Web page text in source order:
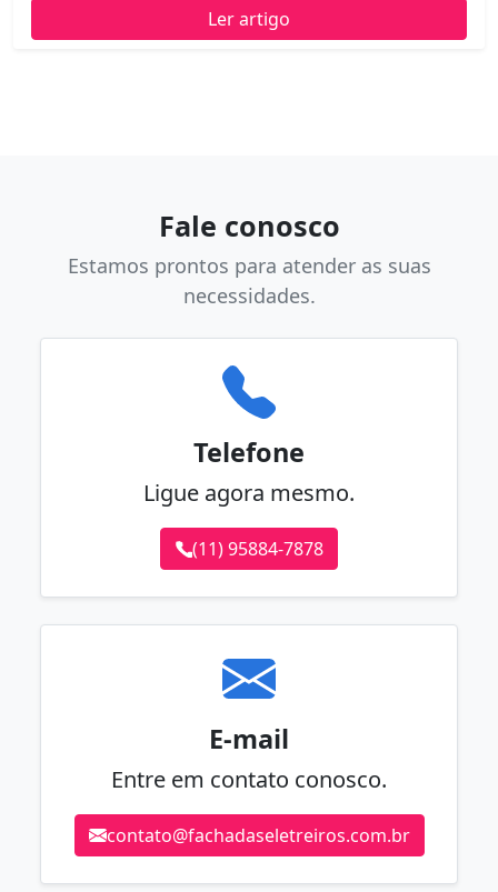
Ler artigo
Fale conosco
Estamos prontos para atender as suas
necessidades.
Telefone
Ligue agora mesmo.
(11) 95884-7878
E-mail
Entre em contato conosco.
contato@fachadaseletreiros.com.br